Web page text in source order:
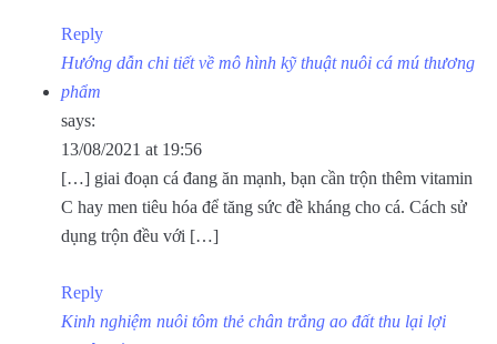
Reply
Hướng dẫn chi tiết về mô hình kỹ thuật nuôi cá mú thương
phẩm
says:
13/08/2021 at 19:56
[…] giai đoạn cá đang ăn mạnh, bạn cần trộn thêm vitamin
C hay men tiêu hóa để tăng sức đề kháng cho cá. Cách sử
dụng trộn đều với […]
Reply
Kinh nghiệm nuôi tôm thẻ chân trắng ao đất thu lại lợi